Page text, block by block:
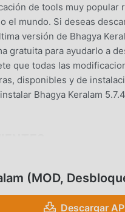
de tools muy
el mundo. Si deseas
versión de Bhagya
gratuita para ayudarlo a
que todas las
disponibles y de
Bhagya Keralam
aplicaciones tradicionales
funciones, ¡y es
(MOD,
Descargar